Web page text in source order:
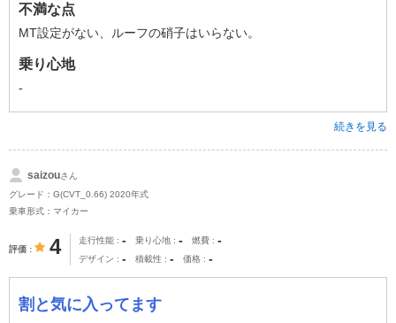
不満な点
MT設定がない、ルーフの硝子はいらない。
乗り心地
-
続きを見る
saizouさん
グレード：G(CVT_0.66) 2020年式
乗車形式：マイカー
評価 4 走行性能 - 乗り心地 - 燃費 -
デザイン - 積載性 - 価格 -
割と気に入ってます